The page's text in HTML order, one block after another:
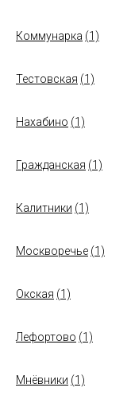
Коммунарка (1)
Тестовская (1)
Нахабино (1)
Гражданская (1)
Калитники (1)
Москворечье (1)
Окская (1)
Лефортово (1)
Мнёвники (1)